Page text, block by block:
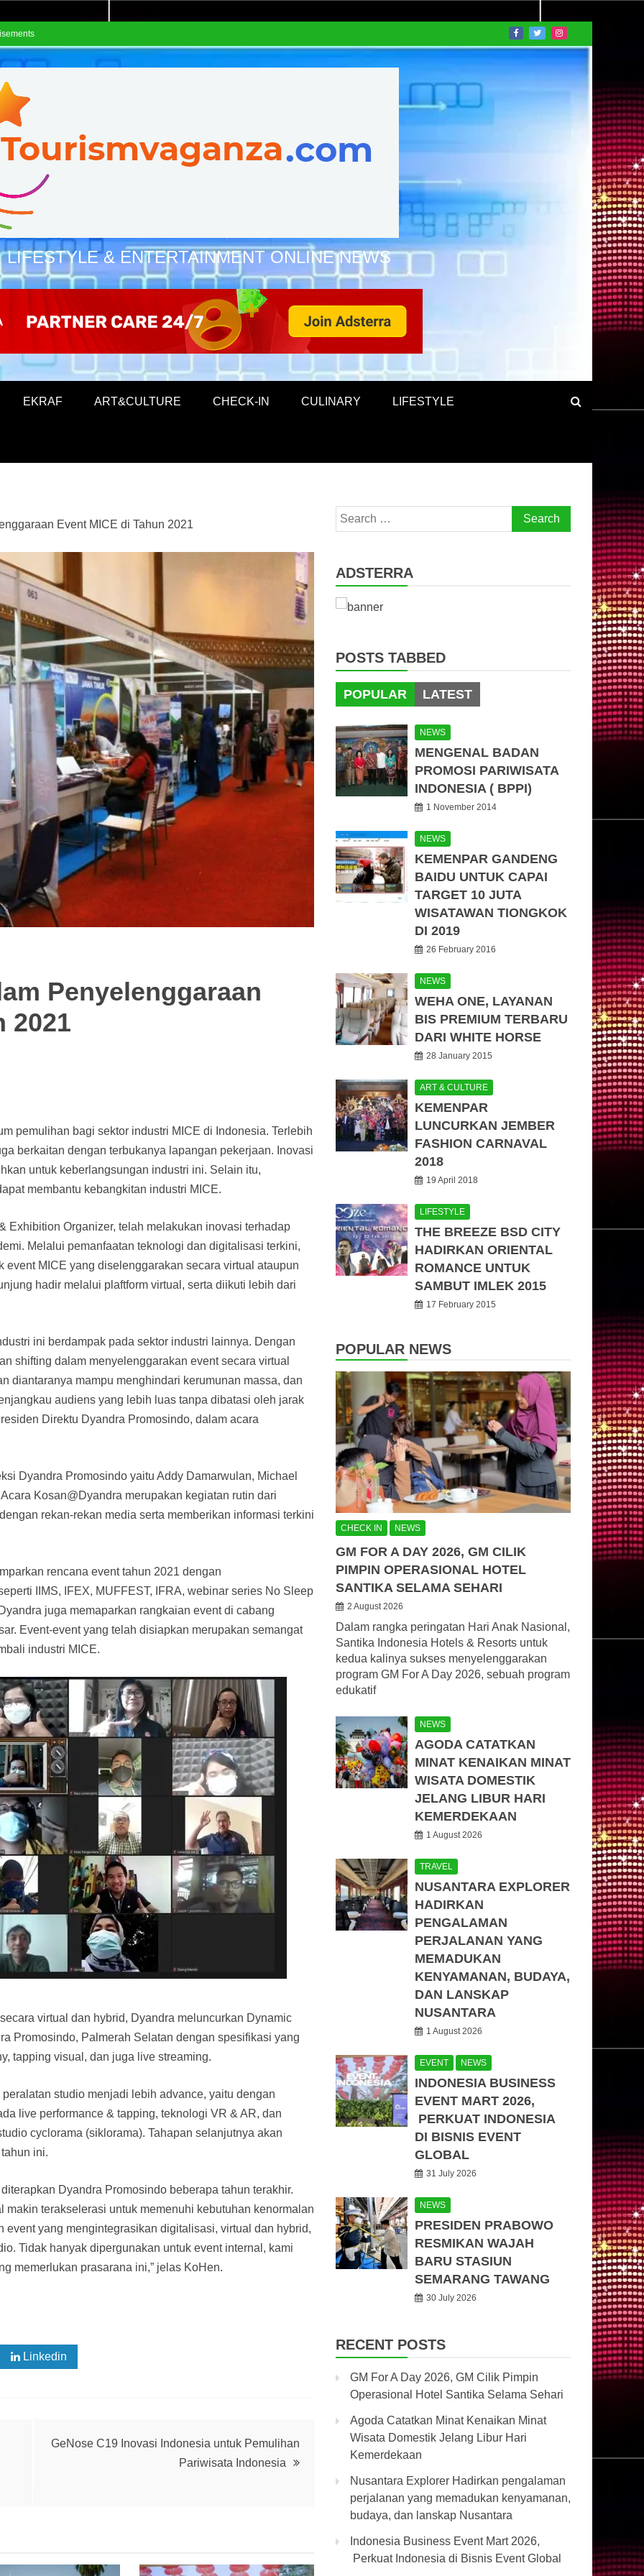
LIFESTYLE & ENTERTAINMENT ONLINE NEWS
EKRAF ART&CULTURE CHECK-IN CULINARY LIFESTYLE
Event MICE di Tahun 2021
Penyelenggaraan
2021
pemulihan bagi sektor industri MICE di Indonesia. Terlebih
berkaitan dengan terbukanya lapangan pekerjaan. Inovasi
untuk keberlangsungan industri ini. Selain itu,
membantu kebangkitan industri MICE.
Exhibition Organizer, telah melakukan inovasi terhadap
Melalui pemanfaatan teknologi dan digitalisasi terkini,
MICE yang diselenggarakan secara virtual ataupun
hadir melalui plaftform virtual, serta diikuti lebih dari
ini berdampak pada sektor industri lainnya. Dengan
shifting dalam menyelenggarakan event secara virtual
diantaranya mampu menghindari kerumunan massa, dan
audiens yang lebih luas tanpa dibatasi oleh jarak
Direktu Dyandra Promosindo, dalam acara
Dyandra Promosindo yaitu Addy Damarwulan, Michael
Kosan@Dyandra merupakan kegiatan rutin dari
rekan-rekan media serta memberikan informasi terkini
rencana event tahun 2021 dengan
IIMS, IFEX, MUFFEST, IFRA, webinar series No Sleep
juga memaparkan rangkaian event di cabang
Event-event yang telah disiapkan merupakan semangat
industri MICE.
virtual dan hybrid, Dyandra meluncurkan Dynamic
Promosindo, Palmerah Selatan dengan spesifikasi yang
tapping visual, dan juga live streaming.
studio menjadi lebih advance, yaitu dengan
live performance & tapping, teknologi VR & AR, dan
cyclorama (siklorama). Tahapan selanjutnya akan
ini.
Dyandra Promosindo beberapa tahun terakhir.
terakselerasi untuk memenuhi kebutuhan kenormalan
yang mengintegrasikan digitalisasi, virtual dan hybrid,
Tidak hanyak dipergunakan untuk event internal, kami
memerlukan prasarana ini,” jelas KoHen.
Linkedin
GeNose C19 Inovasi Indonesia untuk Pemulihan
Pariwisata Indonesia
Search
for:
ADSTERRA
POSTS TABBED
POPULAR LATEST
NEWS
MENGENAL BADAN
PROMOSI PARIWISATA
INDONESIA ( BPPI)
1 November 2014
NEWS
KEMENPAR GANDENG
BAIDU UNTUK CAPAI
TARGET 10 JUTA
WISATAWAN TIONGKOK
DI 2019
26 February 2016
NEWS
WEHA ONE, LAYANAN
BIS PREMIUM TERBARU
DARI WHITE HORSE
28 January 2015
ART & CULTURE
KEMENPAR
LUNCURKAN JEMBER
FASHION CARNAVAL
2018
19 April 2018
LIFESTYLE
THE BREEZE BSD CITY
HADIRKAN ORIENTAL
ROMANCE UNTUK
SAMBUT IMLEK 2015
17 February 2015
POPULAR NEWS
CHECK IN NEWS
GM FOR A DAY 2026, GM CILIK
PIMPIN OPERASIONAL HOTEL
SANTIKA SELAMA SEHARI
2 August 2026
Dalam rangka peringatan Hari Anak Nasional,
Santika Indonesia Hotels & Resorts untuk
kedua kalinya sukses menyelenggarakan
program GM For A Day 2026, sebuah program
edukatif
NEWS
AGODA CATATKAN
MINAT KENAIKAN MINAT
WISATA DOMESTIK
JELANG LIBUR HARI
KEMERDEKAAN
1 August 2026
TRAVEL
NUSANTARA EXPLORER
HADIRKAN
PENGALAMAN
PERJALANAN YANG
MEMADUKAN
KENYAMANAN, BUDAYA,
DAN LANSKAP
NUSANTARA
1 August 2026
EVENT NEWS
INDONESIA BUSINESS
EVENT MART 2026,
PERKUAT INDONESIA
DI BISNIS EVENT
GLOBAL
31 July 2026
NEWS
PRESIDEN PRABOWO
RESMIKAN WAJAH
BARU STASIUN
SEMARANG TAWANG
30 July 2026
RECENT POSTS
GM For A Day 2026, GM Cilik Pimpin
Operasional Hotel Santika Selama Sehari
Agoda Catatkan Minat Kenaikan Minat
Wisata Domestik Jelang Libur Hari
Kemerdekaan
Nusantara Explorer Hadirkan pengalaman
perjalanan yang memadukan kenyamanan,
budaya, dan lanskap Nusantara
Indonesia Business Event Mart 2026,
Perkuat Indonesia di Bisnis Event Global